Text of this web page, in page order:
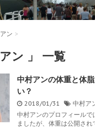
ン >
アン 」 一覧
中村アンの体重と体
い？
2018/01/31
中村ア
中村アンのプロフィール
ましたが、体重は公開され